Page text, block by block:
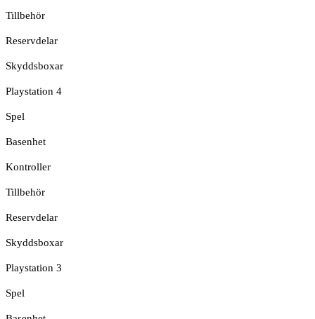
Tillbehör
Reservdelar
Skyddsboxar
Playstation 4
Spel
Basenhet
Kontroller
Tillbehör
Reservdelar
Skyddsboxar
Playstation 3
Spel